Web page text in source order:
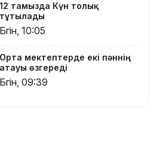
Тарихқа
мәлім 6
тамыз
160 мың
педагог
ChatGPT
12 тамызда Күн толық
тұтылады
Бүгін, 10:05
Орта мектептерде екі пәннің
атауы өзгереді
Бүгін, 09:39